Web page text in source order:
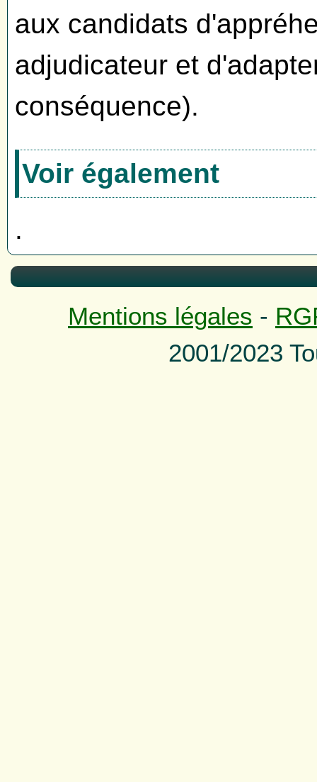
aux candidats
adjudicateur et
conséquence).
Voir également
.
Mentions légales -
2001/2023